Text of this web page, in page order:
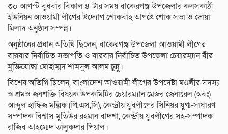
৩০ আগস্ট বুধবার বিকাল ৪ টার সময় বাকেরগঞ্জ উপজেলার কলসকাঠী
ইউনিয়ন আওয়ামী লীগের উদ্যোগ শোকবাহ আগষ্টে শোক সভা ও দোয়া
মিলাদ অনুষ্ঠান সম্পন্ন।
অনুষ্ঠানের প্রধান অতিথি ছিলেন, বাকেরগঞ্জ উপজেলা আওয়ামী লীগের
বারবার নির্বাচিত সভাপতি ও বারবার নির্বাচিত উপজেলা চেয়ারম্যান বীর
মুক্তিযোদ্ধা মোহাম্মদ শামসুল আলম চুন্নু।
বিশেষ অতিথি ছিলেন, বাংলাদেশ আওয়ামী লীগের উপদেষ্টা মণ্ডলীর সদস্য
ও শ্রমও জনশক্তি বিষয়ক উপকমিটির চেয়ারম্যান মেজর জেনারেল (অবঃ)
আব্দুল হাফিজ মল্লিক (পি,এস,সি), কেন্দ্রীয় যুবলীগের সিনিয়র যুগ্ম-সাধারণ
সম্পাদক বিশ্বাস মুতিউর রহমান বাদশা, কেন্দ্রীয় যুবলীগের সহ-সম্পাদক
রাজিব আহম্মেদ তালুকদার পিয়াল।